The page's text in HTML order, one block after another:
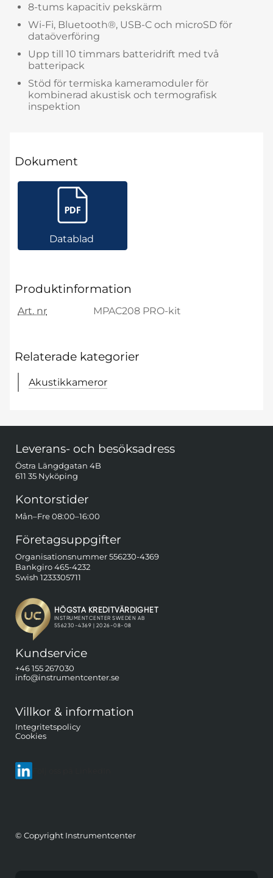
8-tums kapacitiv pekskärm
Wi-Fi, Bluetooth®, USB-C och microSD för
dataöverföring
Upp till 10 timmars batteridrift med två
batteripack
Stöd för termiska kameramoduler för
kombinerad akustisk och termografisk
inspektion
Dokument
Datablad
Produktinformation
Art. nr MPAC208 PRO-kit
Relaterade kategorier
Akustikkameror
Leverans- och besöksadress
Östra Längdgatan 4B
611 35 Nyköping
Kontorstider
Mån–Fre 08:00–16:00
Företagsuppgifter
Organisationsnummer 556230-4369
Bankgiro 465-4232
Swish 1233305711
Kundservice
+46 155 267030
info@instrumentcenter.se
Villkor & information
Integritetspolicy
Cookies
© Copyright Instrumentcenter